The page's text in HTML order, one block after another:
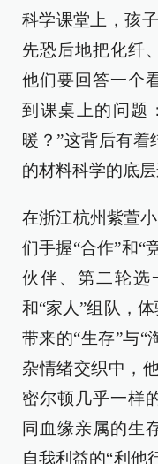
科学课堂上，孩
先恐后地把化纤
他们要回答一个
到课桌上的问题
暖？”这背后有
的材料科学的底层
在浙江杭州紫萱
们手握“合作”和“
伙伴、第二轮选
和“家人”组队，
带来的“生存”与“
杂情绪交织中，
密尔顿几乎一样
同血缘亲属的生
自我利益的“利他